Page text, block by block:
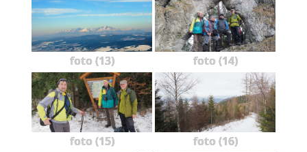
foto (13) foto (14)
foto (15) foto (16)